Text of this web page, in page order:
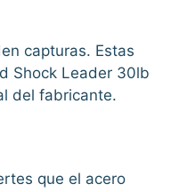
capturas. Estas
Shock Leader 30lb
del fabricante.
que el acero